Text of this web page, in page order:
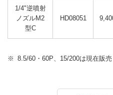
1/4"逆噴射
ノズルM2
型C
HD08051
8.5/60・60P、15/200は現在販売